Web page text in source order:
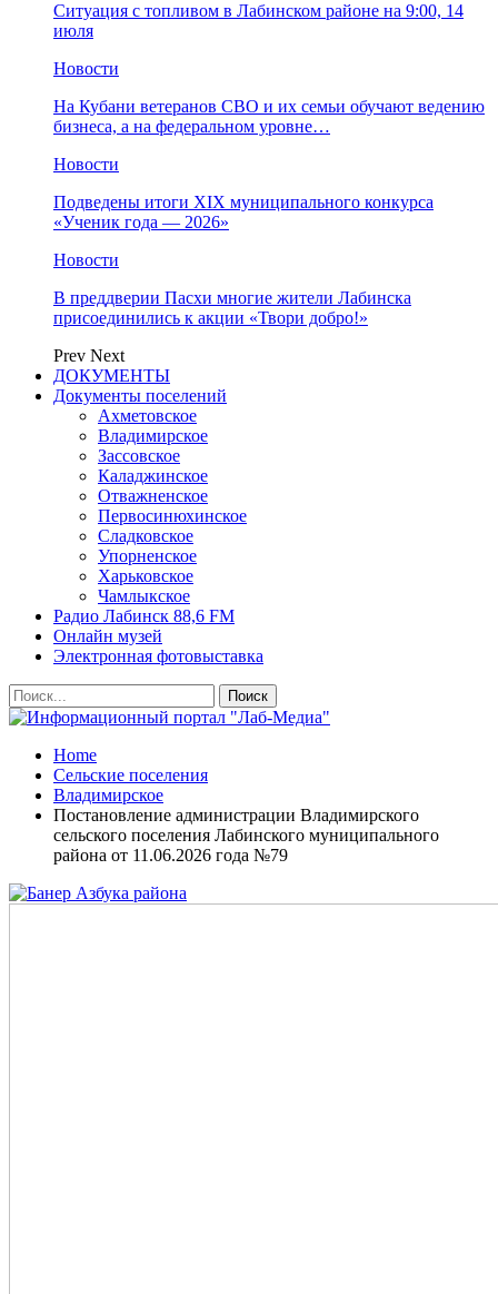
Ситуация с топливом в Лабинском районе на 9:00, 14
июля
Новости
На Кубани ветеранов СВО и их семьи обучают ведению
бизнеса, а на федеральном уровне…
Новости
Подведены итоги XIX муниципального конкурса
«Ученик года — 2026»
Новости
В преддверии Пасхи многие жители Лабинска
присоединились к акции «Твори добро!»
Prev Next
ДОКУМЕНТЫ
Документы поселений
Ахметовское
Владимирское
Зассовское
Каладжинское
Отважненское
Первосинюхинское
Сладковское
Упорненское
Харьковское
Чамлыкское
Радио Лабинск 88,6 FM
Онлайн музей
Электронная фотовыставка
Home
Сельские поселения
Владимирское
Постановление администрации Владимирского
сельского поселения Лабинского муниципального
района от 11.06.2026 года №79